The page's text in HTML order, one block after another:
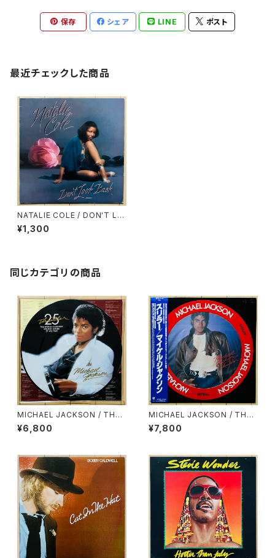
保存 シェア LINE ポスト
最近チェックした商品
NATALIE COLE / DON'T LO
OK BACK
¥1,300
同じカテゴリの商品
MICHAEL JACKSON / THRI
LLER 25
¥6,800
MICHAEL JACKSON / THRI
LLER(PICTURE DISC)
¥7,800